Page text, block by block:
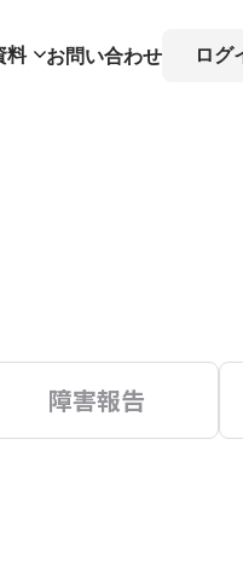
料 お問い合わせ ログ
障害報告